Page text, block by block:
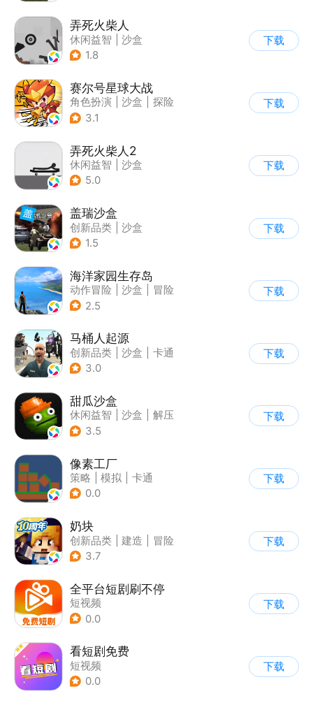
弄死火柴人
休闲益智
沙盒
| 火柴人
1.8
下载
赛尔号星球大战
角色扮演 沙盒
探险
| 赛尔号
3.1
下载
弄死火柴人2
休闲益智
沙盒
5.0
下载
盖瑞沙盒
创新品类
沙盒
| 像素风
1.5
下载
海洋家园生存岛
动作冒险 沙盒
冒险
| 开放世界
2.5
下载
马桶人起源
创新品类 沙盒
卡通
| 建造
3.0
下载
甜瓜沙盒
休闲益智 沙盒
解压
| 像素风
3.5
下载
像素工厂
策略 模拟
卡通
| 62游戏
0.0
下载
奶块
创新品类 建造
冒险
| 开放世界
3.7
下载
全平台短剧刷不停
短视频
0.0
下载
看短剧免费
短视频
0.0
下载